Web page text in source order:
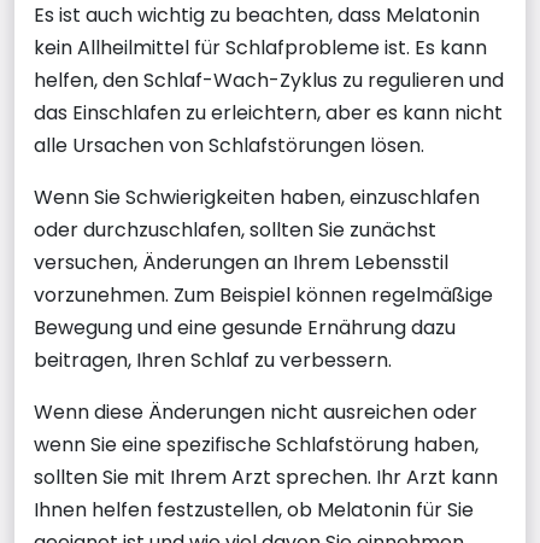
Es ist auch wichtig zu beachten, dass Melatonin
kein Allheilmittel für Schlafprobleme ist. Es kann
helfen, den Schlaf-Wach-Zyklus zu regulieren und
das Einschlafen zu erleichtern, aber es kann nicht
alle Ursachen von Schlafstörungen lösen.
Wenn Sie Schwierigkeiten haben, einzuschlafen
oder durchzuschlafen, sollten Sie zunächst
versuchen, Änderungen an Ihrem Lebensstil
vorzunehmen. Zum Beispiel können regelmäßige
Bewegung und eine gesunde Ernährung dazu
beitragen, Ihren Schlaf zu verbessern.
Wenn diese Änderungen nicht ausreichen oder
wenn Sie eine spezifische Schlafstörung haben,
sollten Sie mit Ihrem Arzt sprechen. Ihr Arzt kann
Ihnen helfen festzustellen, ob Melatonin für Sie